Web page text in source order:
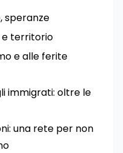
speranze
e territorio
e alle ferite
immigrati: oltre le
una rete per non